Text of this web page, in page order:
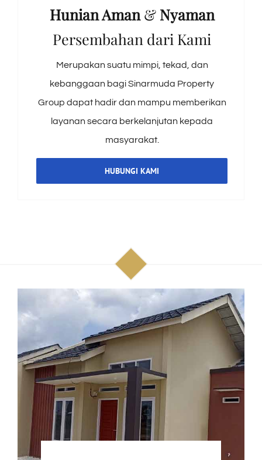
Hunian Aman& Nyaman
Persembahan dari Kami
Merupakan suatu mimpi, tekad, dan
kebanggaan bagi Sinarmuda Property
Group dapat hadir dan mampu memberikan
layanan secara berkelanjutan kepada
masyarakat.
HUBUNGI KAMI